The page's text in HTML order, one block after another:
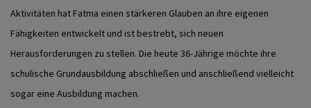
Aktivitäten hat Fatma einen stärkeren Glauben an ihre eigenen
Fähigkeiten entwickelt und ist bestrebt, sich neuen
Herausforderungen zu stellen. Die heute 36-Jährige möchte ihre
schulische Grundausbildung abschließen und anschließend vielleicht
sogar eine Ausbildung machen.